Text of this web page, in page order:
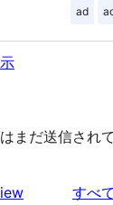
ad
まだ送信され
すべ